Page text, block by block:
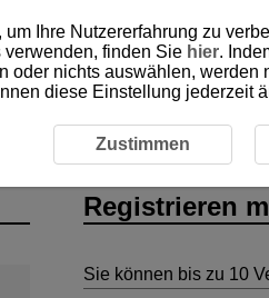
mehrerer
Registrieren
Sie können bis zu 10
Ihre Nutzererfahrung zu
finden Sie hier.
oder nichts auswählen,
diese Einstellung jederzeit
Zustimmen